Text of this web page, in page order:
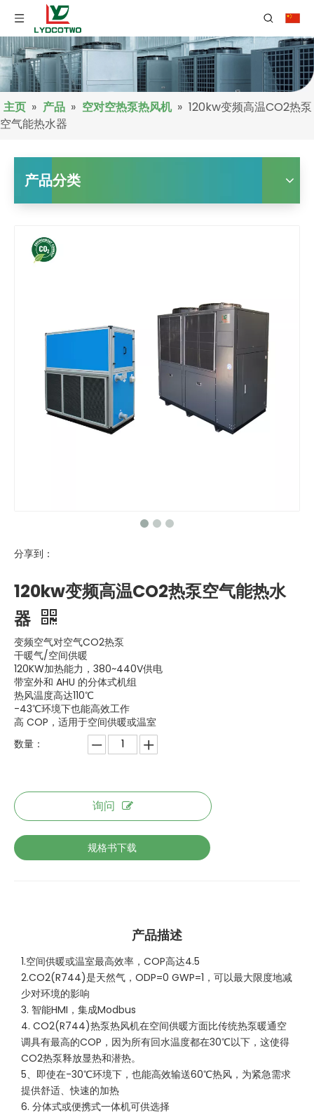
主页 » 产品 » 空对空热泵热风机 » 120kw变频高温CO2热泵
空气能热水器
产品分类
分享到：
120kw变频高温CO2热泵空气能热水
器
变频空气对空气CO2热泵
干暖气/空间供暖
120KW加热能力，380~440V供电
带室外和 AHU 的分体式机组
热风温度高达110℃
-43℃环境下也能高效工作
高 COP，适用于空间供暖或温室
数量：
询问
规格书下载
产品描述
1.空间供暖或温室最高效率，COP高达4.5
2.CO2(R744)是天然气，ODP=0 GWP=1，可以最大限度地减
少对环境的影响
3. 智能HMI，集成Modbus
4. CO2(R744)热泵热风机在空间供暖方面比传统热泵暖通空
调具有最高的COP，因为所有回水温度都在30℃以下，这使得
CO2热泵释放显热和潜热。
5、即使在-30℃环境下，也能高效输送60℃热风，为紧急需求
提供舒适、快速的加热
6. 分体式或便携式一体机可供选择